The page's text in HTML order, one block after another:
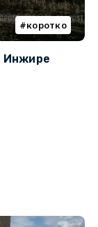
коротко
Инжире